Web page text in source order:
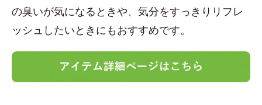
の臭いが気になるときや、気分をすっきりリフレ
ッシュしたいときにもおすすめです。